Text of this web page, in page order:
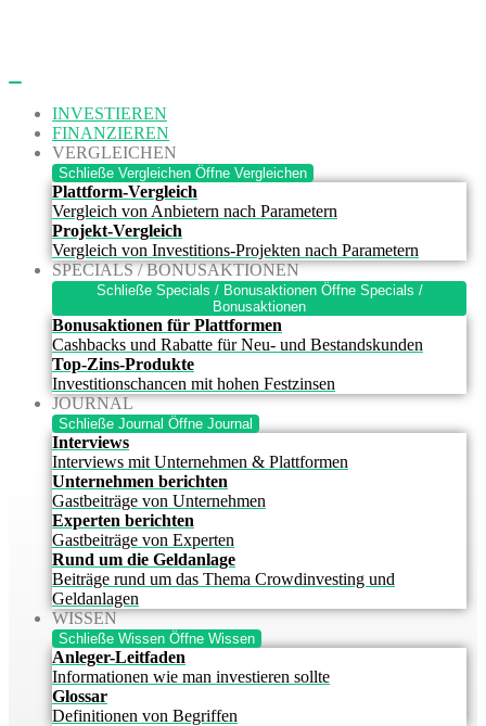
INVESTIEREN
FINANZIEREN
VERGLEICHEN
Schließe Vergleichen Öffne Vergleichen
Plattform-Vergleich
Vergleich von Anbietern nach Parametern
Projekt-Vergleich
Vergleich von Investitions-Projekten nach Parametern
SPECIALS / BONUSAKTIONEN
Schließe Specials / Bonusaktionen Öffne Specials /
Bonusaktionen
Bonusaktionen für Plattformen
Cashbacks und Rabatte für Neu- und Bestandskunden
Top-Zins-Produkte
Investitionschancen mit hohen Festzinsen
JOURNAL
Schließe Journal Öffne Journal
Interviews
Interviews mit Unternehmen & Plattformen
Unternehmen berichten
Gastbeiträge von Unternehmen
Experten berichten
Gastbeiträge von Experten
Rund um die Geldanlage
Beiträge rund um das Thema Crowdinvesting und
Geldanlagen
WISSEN
Schließe Wissen Öffne Wissen
Anleger-Leitfaden
Informationen wie man investieren sollte
Glossar
Definitionen von Begriffen